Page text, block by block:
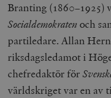
Branting
Socialdemokratenoch
partiledare. Allan
riksdagsledamot i
chefredaktör för
världskriget var en av